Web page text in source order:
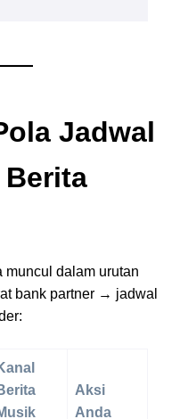
Jadwal
Berita
muncul dalam urutan
bank partner → jadwal
Aksi
Anda